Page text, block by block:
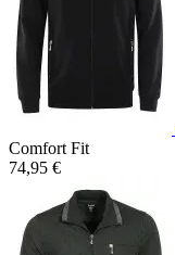
Comfort Fit
74,95 €